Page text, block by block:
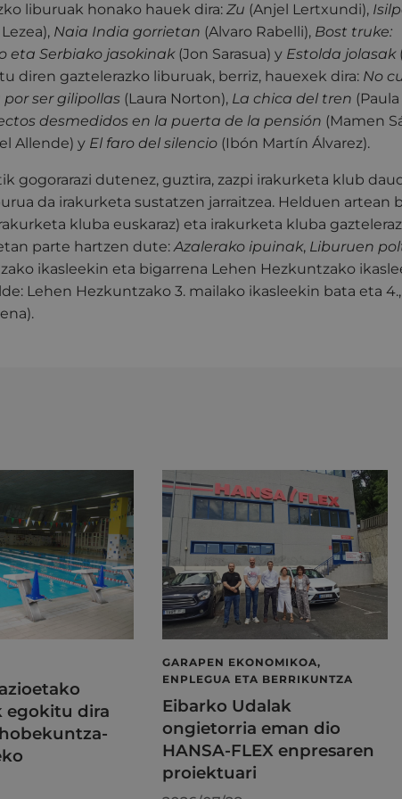
liburuak honako hauek dira: Zu (Anjel Lertxundi),
Naia India gorrietan (Alvaro Rabelli), Bost truke:
eta Serbiako jasokinak(Jon Sarasua) y Estolda jolasak
diren gaztelerazko liburuak, berriz, hauexek dira: No
ser gilipollas (Laura Norton), La chica del tren
desmedidos en la puerta de la pensión (Mamen
Allende) y El faro del silencio (Ibón Martín Álvarez).
gogorarazi dutenez, guztira, zazpi irakurketa klub
da irakurketa sustatzen jarraitzea. Helduen artean
kluba euskaraz) eta irakurketa kluba
parte hartzen dute:Azalerako ipuinak, Liburuen
ikasleekin eta bigarrena Lehen Hezkuntzako
Lehen Hezkuntzako 3. mailako ikasleekin bata eta 4.,
egokitu dira
GARAPEN EKONOMIKOA,
ENPLEGUA ETA BERRIKUNTZA
Eibarko Udalak
ongietorria eman dio
HANSA-FLEX enpresaren
proiektuari